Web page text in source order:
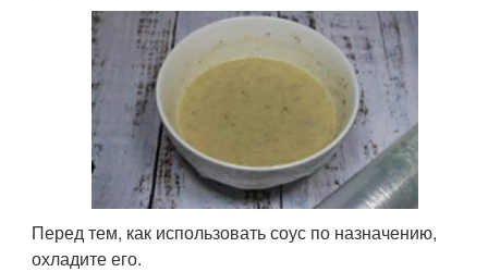
Перед тем, как использовать соус по назначению,
охладите его.